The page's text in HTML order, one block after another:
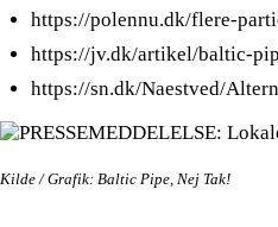
https://polennu.dk/flere-
https://jv.dk/artikel/baltic-
https://sn.dk/Naestved/
Kilde / Grafik: Baltic Pipe, Nej Tak!